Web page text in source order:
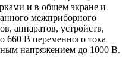
и в общем экране и
межприборного
аппаратов, устройств,
В переменного тока
напряжением до 1000 В.